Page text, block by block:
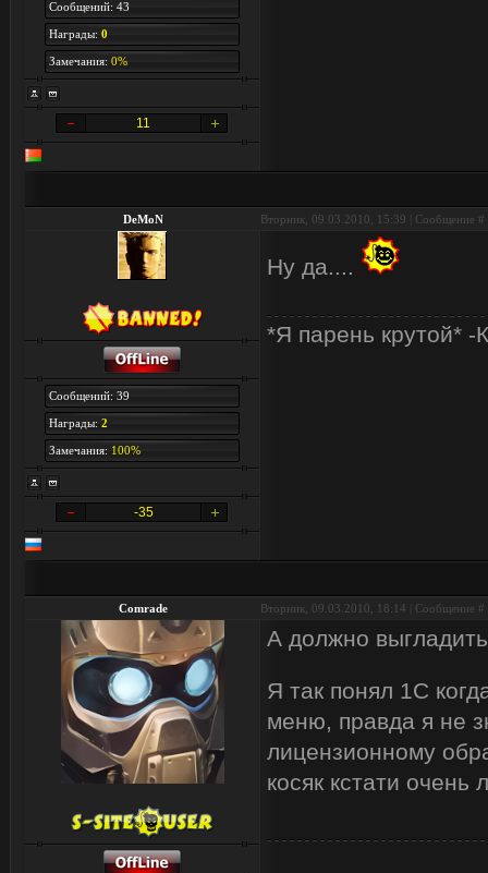
Сообщений: 43
Награды: 0
Замечания: 0%
11
DeMoN Вторник, 09.03.2010, 15:39 | Сообщение #
Сообщений: 39
Награды: 2
Замечания: 100%
-35
Ну да....
*Я парень крутой* -
Comrade Вторник, 09.03.2010, 18:14 | Сообщение #
А должно
Я так понял 1С
меню, правда я не
лицензионному
косяк кстати очень